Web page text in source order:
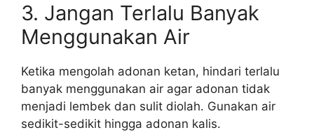
3. Jangan Terlalu Banyak
Menggunakan Air
Ketika mengolah adonan ketan, hindari terlalu
banyak menggunakan air agar adonan tidak
menjadi lembek dan sulit diolah. Gunakan air
sedikit-sedikit hingga adonan kalis.